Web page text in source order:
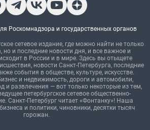
Роскомнадзора и государственных органов
сетевое издание, где можно найти не только
но и последние новости дня, и все важное и
в России и в мире. Здесь вы отыщете
новости Санкт-Петербурга, последние
события в обществе, культуре, искусстве.
и недвижимость, дороги и автомобили,
и развлечения — вот только некоторые из тем,
петербургское сетевое общественно-
Санкт-Петербург читает «Фонтанку»! Наша
и политики, чиновники, десятки тысяч
горожан.